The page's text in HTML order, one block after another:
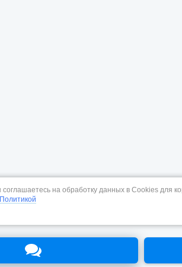
соглашаетесь на обработку данных в Cookies для
Политикой